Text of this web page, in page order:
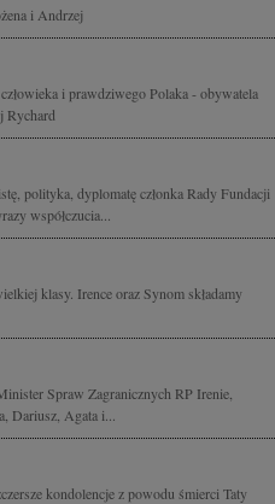
i Andrzej
i prawdziwego Polaka - obywatela
Rychard
polityka, dyplomatę członka Rady Fundacji
współczucia...
klasy. Irence oraz Synom składamy
Spraw Zagranicznych RP Irenie,
Dariusz, Agata i...
kondolencje z powodu śmierci Taty